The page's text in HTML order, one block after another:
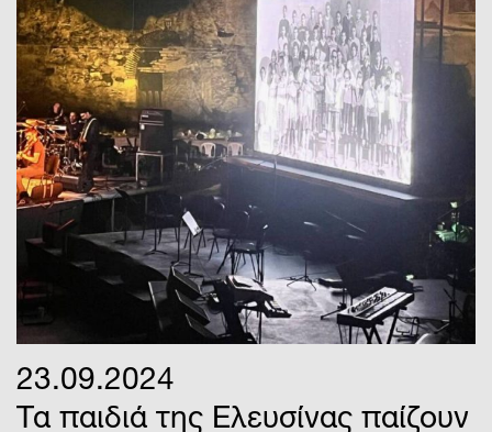
23.09.2024
Τα παιδιά της Ελευσίνας παίζουν